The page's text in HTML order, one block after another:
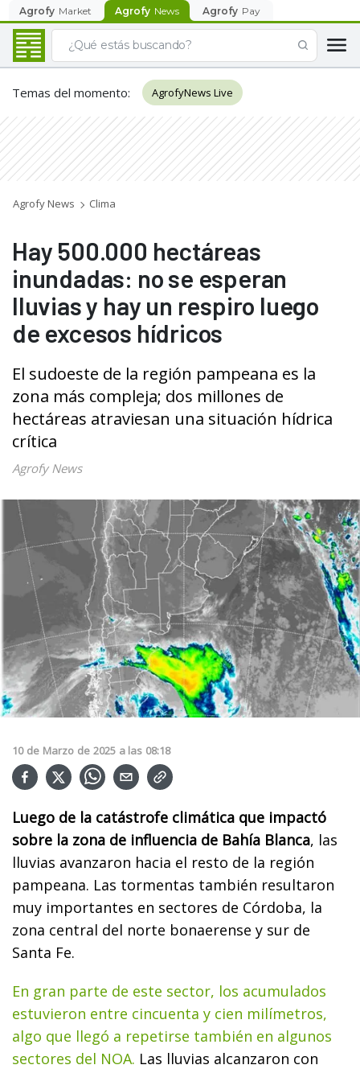
Agrofy Market Agrofy News Agrofy Pay
Temas del momento: AgrofyNews Live
Agrofy News Clima
Hay 500.000 hectáreas
inundadas: no se esperan
lluvias y hay un respiro luego
de excesos hídricos
El sudoeste de la región pampeana es la
zona más compleja; dos millones de
hectáreas atraviesan una situación hídrica
crítica
Agrofy News
10 de Marzo de 2025 a las 08:18
Luego de la catástrofe climática que impactó
sobre la zona de influencia de Bahía Blanca, las
lluvias avanzaron hacia el resto de la región
pampeana. Las tormentas también resultaron
muy importantes en sectores de Córdoba, la
zona central del norte bonaerense y sur de
Santa Fe.
En gran parte de este sector, los acumulados
estuvieron entre cincuenta y cien milímetros,
algo que llegó a repetirse también en algunos
sectores del NOA. Las lluvias alcanzaron con